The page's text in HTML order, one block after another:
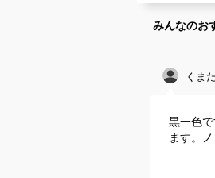
みんなのお
くま
黒一色
ます。